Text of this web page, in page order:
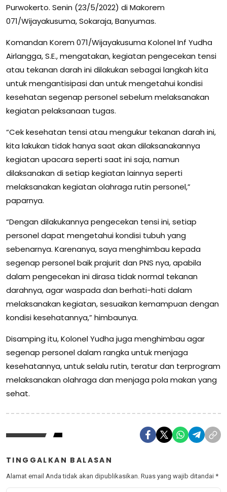
Purwokerto. Senin (23/5/2022) di Makorem
071/Wijayakusuma, Sokaraja, Banyumas.
Komandan Korem 071/Wijayakusuma Kolonel Inf Yudha
Airlangga, S.E., mengatakan, kegiatan pengecekan tensi
atau tekanan darah ini dilakukan sebagai langkah kita
untuk mengantisipasi dan untuk mengetahui kondisi
kesehatan segenap personel sebelum melaksanakan
kegiatan pelaksanaan tugas.
“Cek kesehatan tensi atau mengukur tekanan darah ini,
kita lakukan tidak hanya saat akan dilaksanakannya
kegiatan upacara seperti saat ini saja, namun
dilaksanakan di setiap kegiatan lainnya seperti
melaksanakan kegiatan olahraga rutin personel,”
paparnya.
“Dengan dilakukannya pengecekan tensi ini, setiap
personel dapat mengetahui kondisi tubuh yang
sebenarnya. Karenanya, saya menghimbau kepada
segenap personel baik prajurit dan PNS nya, apabila
dalam pengecekan ini dirasa tidak normal tekanan
darahnya, agar waspada dan berhati-hati dalam
melaksanakan kegiatan, sesuaikan kemampuan dengan
kondisi kesehatannya,” himbaunya.
Disamping itu, Kolonel Yudha juga menghimbau agar
segenap personel dalam rangka untuk menjaga
kesehatannya, untuk selalu rutin, teratur dan terprogram
melaksanakan olahraga dan menjaga pola makan yang
sehat.
TINGGALKAN BALASAN
Alamat email Anda tidak akan dipublikasikan. Ruas yang wajib ditandai *